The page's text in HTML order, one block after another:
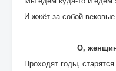
И жжёт за собой
О,
Проходят годы,